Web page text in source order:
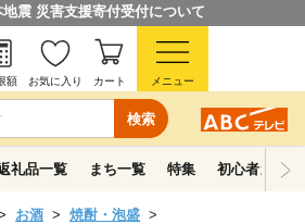
震 災害支援寄付受付について
検索
額 お気に入り カート メニュー
礼品一覧 まち一覧 特集 初心者ガイド
お酒
焼酎・泡盛